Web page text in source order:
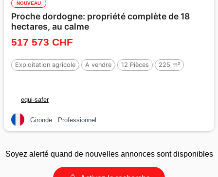
NOUVEAU
Proche dordogne: propriété complète de 18
hectares, au calme
517 573 CHF
Exploitation agricole A vendre 12 Pièces 225 m²
equi-safer
Gironde Professionnel
Soyez alerté quand de nouvelles annonces sont disponibles